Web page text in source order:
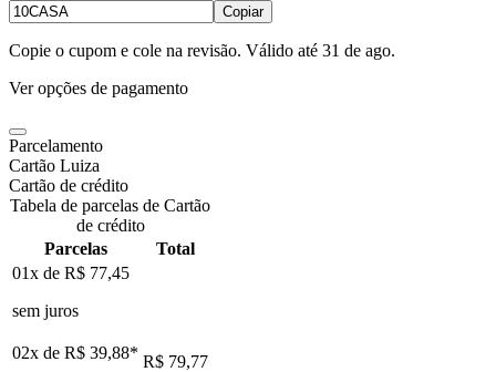
Copiar
Copie o cupom e cole na revisão. Válido até 31 de ago.
Ver opções de pagamento
Parcelamento
Cartão Luiza
Cartão de crédito
Tabela de parcelas de Cartão
de crédito
Parcelas
Total
01x de R$ 77,45
sem juros
02x de R$ 39,88* R$ 79,77